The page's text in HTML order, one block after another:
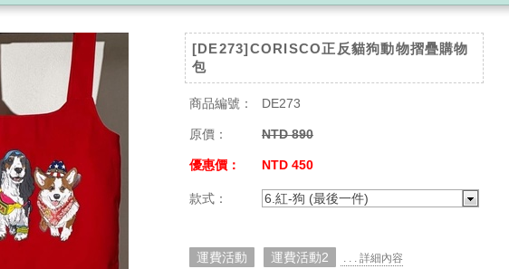
[DE273]CORISCO正反貓狗動物摺疊購物
包
商品編號： DE273
原價： NTD 890
優惠價： NTD 450
款式： 6.紅-狗 (最後一件)
運費活動 運費活動2 . . . 詳細內容